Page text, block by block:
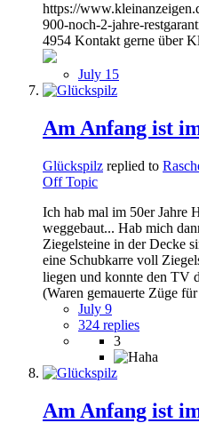
https://
900-noch-2-jahre-
4954 Kontakt gerne über
July 15
Am Anfang ist
Glückspilz replied to
Off Topic
Ich hab mal im 50er Jahre
weggebaut... Hab mich
Ziegelsteine in der Decke
eine Schubkarre voll
liegen und konnte den TV
(Waren gemauerte Züge
July 9
324 replies
3
Am Anfang ist